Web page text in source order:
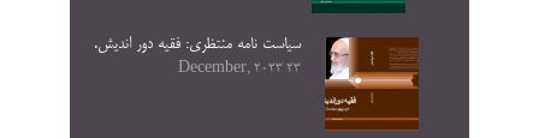
سیاست نامه منتظری: فقیه دور اندیش.
23 December, 2023